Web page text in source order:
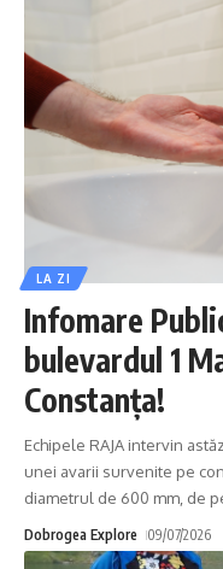
LA ZI
Infomare
bulevardul 1
Constanţa!
Echipele RAJA intervin
unei avarii survenite pe
diametrul de 600 mm, de
Dobrogea Explore 09/07/2026